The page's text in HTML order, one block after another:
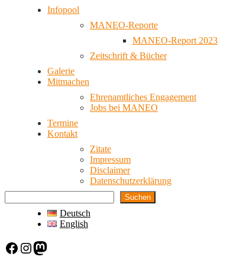
Infopool
MANEO-Reporte
MANEO-Report 2023
Zeitschrift & Bücher
Galerie
Mitmachen
Ehrenamtliches Engagement
Jobs bei MANEO
Termine
Kontakt
Zitate
Impressum
Disclaimer
Datenschutzerklärung
Suchen
Deutsch
English
Facebook Instagram Mastodon